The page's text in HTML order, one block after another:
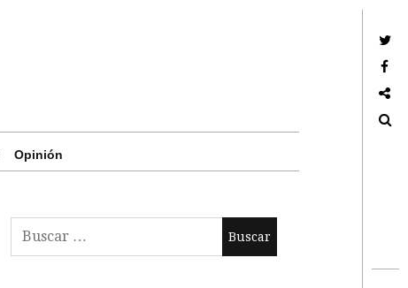
Opinión